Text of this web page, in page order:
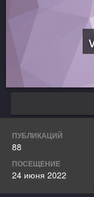
ПУБЛИКАЦИЙ
88
ПОСЕЩЕНИЕ
24 июня 2022